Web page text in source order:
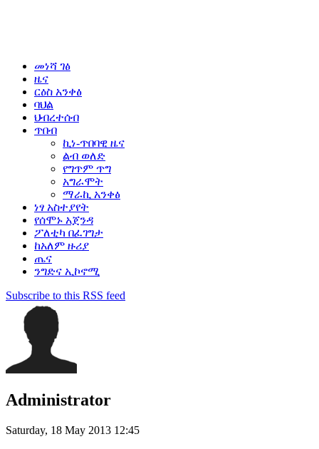
መነሻ ገፅ
ዜና
ርዕስ አንቀፅ
ባህል
ህብረተሰብ
ጥበብ
ኪነ-ጥበባዊ ዜና
ልብ ወለድ
የግጥም ጥግ
አግራሞት
ማራኪ አንቀፅ
ነፃ አስተያየት
የሰሞኑ አጀንዳ
ፖለቲካ በፈገግታ
ከአለም ዙሪያ
ጤና
ንግድና ኢኮኖሚ
Subscribe to this RSS feed
Administrator
Saturday, 18 May 2013 12:45